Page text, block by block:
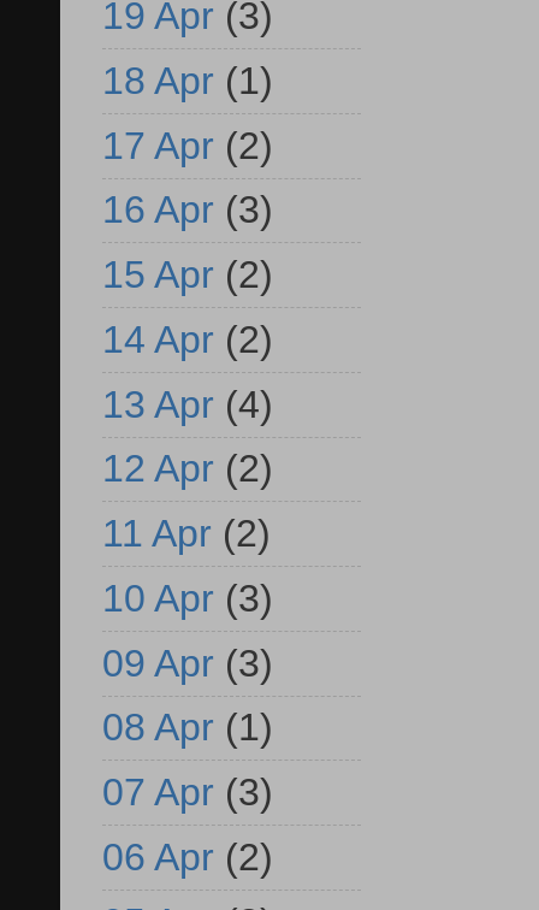
19 Apr (3)
18 Apr (1)
17 Apr (2)
16 Apr (3)
15 Apr (2)
14 Apr (2)
13 Apr (4)
12 Apr (2)
11 Apr (2)
10 Apr (3)
09 Apr (3)
08 Apr (1)
07 Apr (3)
06 Apr (2)